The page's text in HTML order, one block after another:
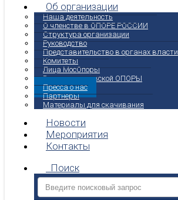
Об организации
Наша деятельность
О членстве в ОПОРЕ РОССИИ
Структура организации
Руководство
Представительство в органах власти
Комитеты
Лица МосОпоры
Вестник московской ОПОРЫ
Пресса о нас
Партнеры
Материалы для скачивания
Новости
Мероприятия
Контакты
Поиск